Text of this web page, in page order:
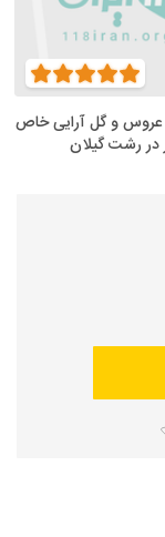
عروس و گل آرایی خاص
در رشت گیلان